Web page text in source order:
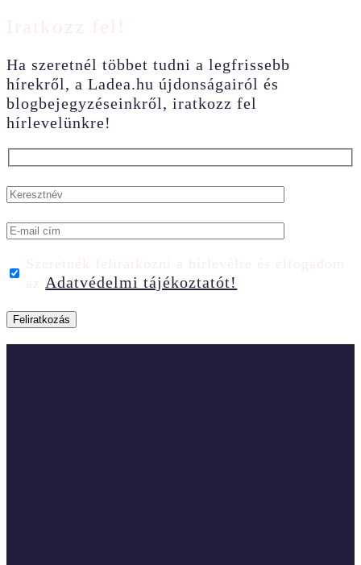
Ha szeretnél többet tudni a legfrissebb
hírekről, a Ladea.hu újdonságairól és
blogbejegyzéseinkről, iratkozz fel
hírlevelünkre!
azAdatvédelmi tájékoztatót!